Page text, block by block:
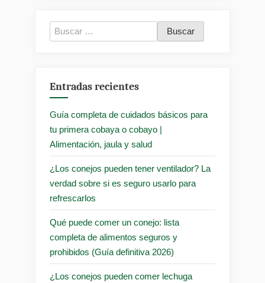
Buscar:
Entradas recientes
Guía completa de cuidados básicos para
tu primera cobaya o cobayo |
Alimentación, jaula y salud
¿Los conejos pueden tener ventilador? La
verdad sobre si es seguro usarlo para
refrescarlos
Qué puede comer un conejo: lista
completa de alimentos seguros y
prohibidos (Guía definitiva 2026)
¿Los conejos pueden comer lechuga